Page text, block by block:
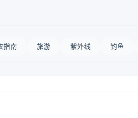
指南 旅游 紫外线 钓鱼